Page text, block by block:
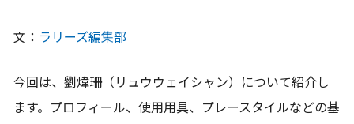
文： ラリーズ編集部
今回は、劉煒珊（リュウウェイシャン）について紹介し
ます。プロフィール、使用用具、プレースタイルなどの基